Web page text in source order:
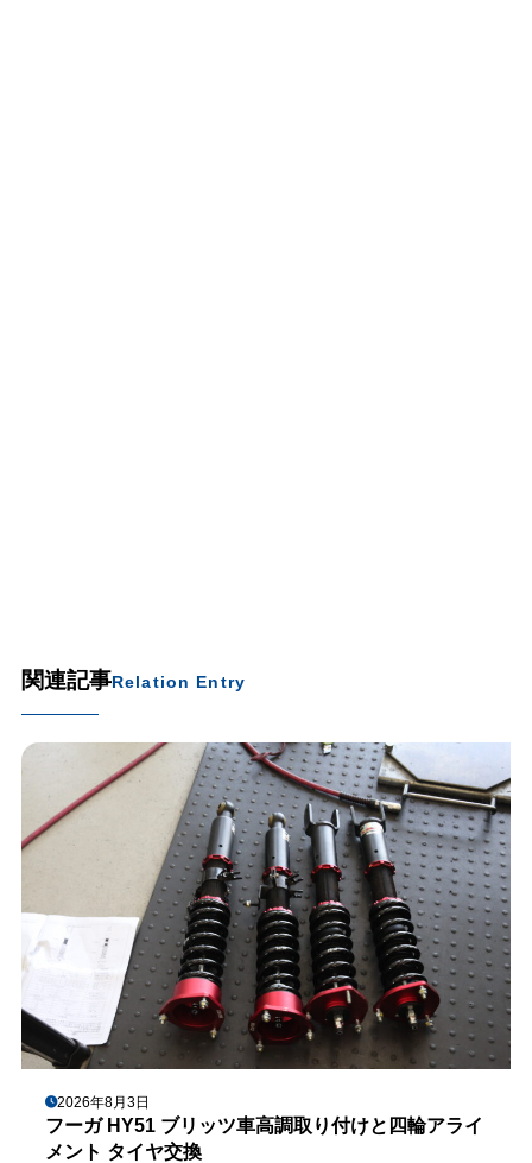
関連記事Relation Entry
2026年8月3日
フーガ HY51 ブリッツ車高調取り付けと四輪アライ
メント タイヤ交換